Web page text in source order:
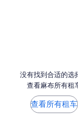
没有找到合适的选
查看麻布所有租
查看所有租车